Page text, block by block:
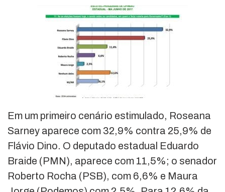
Em um primeiro cenário estimulado, Roseana
Sarney aparece com 32,9% contra 25,9% de
Flávio Dino. O deputado estadual Eduardo
Braide (PMN), aparece com 11,5%; o senador
Roberto Rocha (PSB), com 6,6% e Maura